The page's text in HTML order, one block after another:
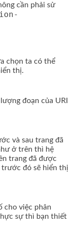
cần phải sử
chọn ta có thể
thị.
đoạn của URI
và sau trang đã
ở trên thì hệ
trang đã được
đó sẽ hiển thị
cho việc phân
sự thì bạn thiết